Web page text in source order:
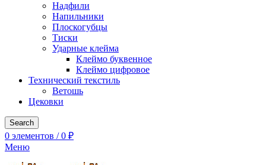
Надфили
Напильники
Плоскогубцы
Тиски
Ударные клейма
Клеймо буквенное
Клеймо цифровое
Технический текстиль
Ветошь
Цековки
Search
0 элементов / 0 ₽
Меню